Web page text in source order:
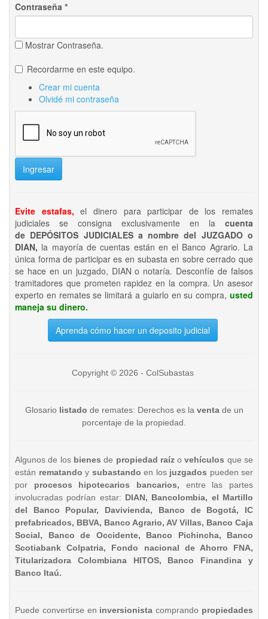
Contraseña *
Mostrar Contraseña.
Recordarme en este equipo.
Crear mi cuenta
Olvidé mi contraseña
Ingresar
Evite estafas, el dinero para participar de los remates
judiciales se consigna exclusivamente en la cuenta
de DEPÓSITOS JUDICIALES a nombre del JUZGADO o
DIAN, la mayoría de cuentas están en el Banco Agrario. La
única forma de participar es en subasta en sobre cerrado que
se hace en un juzgado, DIAN o notaría. Desconfíe de falsos
tramitadores que prometen rapidez en la compra. Un asesor
experto en remates se limitará a guiarlo en su compra, usted
maneja su dinero.
Aprenda cómo hacer un deposito judicial
Copyright © 2026 - ColSubastas
Glosario listado de remates: Derechos es la ventade un
porcentaje de la propiedad.
Algunos de los bienesde propiedad raízo vehículos que se
están rematando y subastando en los juzgados pueden ser
por procesos hipotecarios bancarios, entre las partes
involucradas podrían estar: DIAN, Bancolombia, el Martillo
del Banco Popular, Davivienda, Banco de Bogotá, IC
prefabricados, BBVA, Banco Agrario, AV Villas, Banco Caja
Social, Banco de Occidente, Banco Pichincha, Banco
Scotiabank Colpatria, Fondo nacional de Ahorro FNA,
Titularizadora Colombiana HITOS, Banco Finandina y
Banco Itaú.
Puede convertirse en inversionista comprando propiedades